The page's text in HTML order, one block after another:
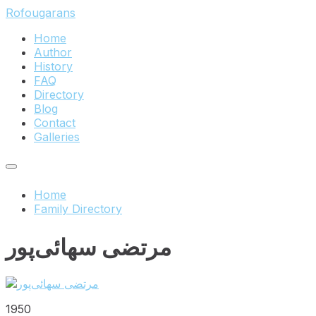
Skip
content
Skip
main
navigation
Skip
footer
Rofougarans
Home
Author
History
FAQ
Directory
Blog
Contact
Galleries
Home
Family Directory
مرتضی سهائی‌پور
1950